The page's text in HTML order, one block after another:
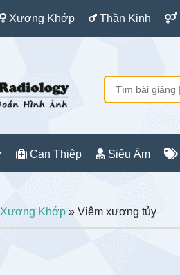
Xương Khớp Thần Kinh
Can Thiệp Siêu Âm
Xương Khớp » Viêm xương tủy